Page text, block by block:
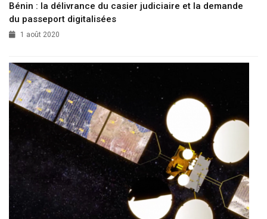
Bénin : la délivrance du casier judiciaire et la demande
du passeport digitalisées
1 août 2020